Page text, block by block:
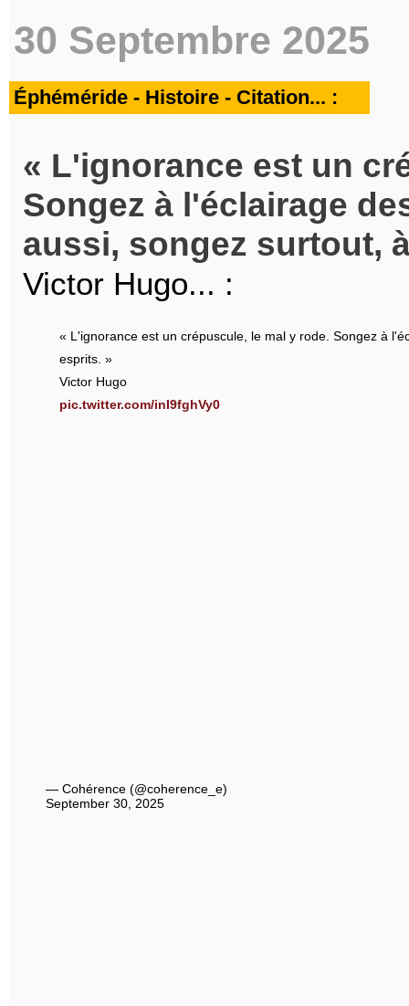
30 Septembre 2025
Éphéméride - Histoire - Citation... :
L'ignorance est un
Songez à l'éclairage
aussi, songez surtout,
Victor Hugo... :
« L'ignorance est un crépuscule, le mal y rode. Songez à
esprits. »
Victor Hugo
pic.twitter.com/inI9fghVy0
— Cohérence (@coherence_e)
September 30, 2025